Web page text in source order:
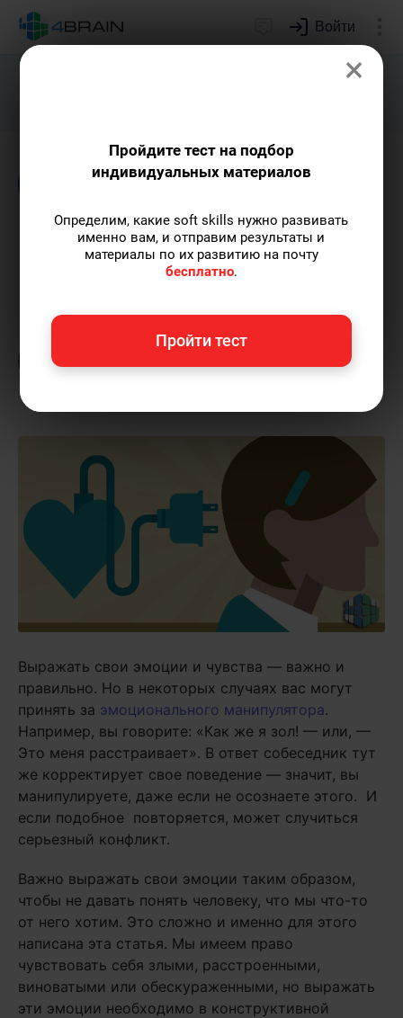
Войти
Подарим индивидуальный план
Психология
Как выражать свои эмоции
и не стать манипулятором
Григорий Кшеминский
Пишу статьи по теме «Психология»
только, а также рекомендую курс
Выражать свои эмоции и чувства — важно и
правильно. Но в некоторых случаях вас могут
принять за эмоционального манипулятора.
Например, вы говорите: «Как же я зол! — или, —
Это меня расстраивает». В ответ собеседник тут
же корректирует свое поведение — значит, вы
манипулируете, даже если не осознаете этого. И
если подобное повторяется, может случиться
серьезный конфликт.
Важно выражать свои эмоции таким образом,
чтобы не давать понять человеку, что мы что-то
от него хотим. Это сложно и именно для этого
написана эта статья. Мы имеем право
чувствовать себя злыми, расстроенными,
виноватыми или обескураженными, но выражать
эти эмоции необходимо в конструктивной
×
Пройдите тест на подбор
индивидуальных материалов
Определим, какие soft skills нужно развивать
именно вам, и отправим результаты и
материалы по их развитию на почту
бесплатно.
Пройти тест